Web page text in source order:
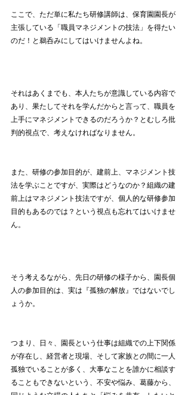
ここで、ただ単に私たち研修講師は、保育園園長が
主張している「職員マネジメントの技法」を得たい
のだ！と鵜呑みにしてはいけませんよね。
それはあくまでも、本人たちが意識している内容で
あり、果たしてそれを学んだからと言って、職員を
上手にマネジメントできるのだろうか？とむしろ批
判的視点で、考えなければなりません。
また、研修の参加目的が、建前上、マネジメント技
法を学ぶことですが、実際はどうなのか？組織の建
前上はマネジメント技法ですが、個人的な研修参加
目的もあるのでは？という視点も忘れてはいけませ
ん。
そう考えるながら、先日の研修の様子から、園長個
人の参加目的は、実は『孤独の解放』ではないでし
ょうか。
つまり、日々、園長という仕事は組織での上下関係
が存在し、経営者と現場、そして家族との間に一人
孤独でいることが多く、大事なことを誰かに相談す
ることもできないという、不安や悩み、葛藤から、